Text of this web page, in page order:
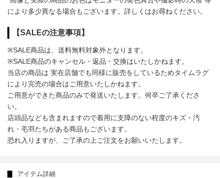
により多少異なる場合もございます。詳しくはお尋ねください。
【SALEの注意事項】
※SALE商品は、送料無料対象外となります。
※SALE商品のキャンセル・返品・交換はいたしかねます。
当店の商品は 実在店舗でも同様に販売をしているためタイムラグ
により完売の場合はご用意いたしかねます。
ご用意ができた商品のみで発送いたします。何卒ご了承くださ
い。
店頭品なども含まれますので着用に支障のない程度のキズ・汚
れ・毛羽たちがある商品もございます。
恐れ入りますが、ご了承の上ご注文をお願いいたします。
アイテム詳細